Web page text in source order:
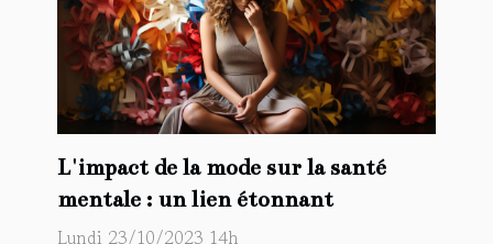
L'impact de la mode sur la santé
mentale : un lien étonnant
Lundi 23/10/2023 14h